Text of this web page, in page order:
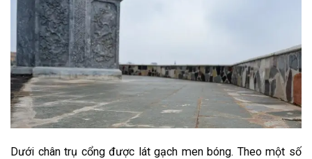
Dưới chân trụ cổng được lát gạch men bóng. Theo một số